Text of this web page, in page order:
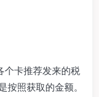
个卡推荐发来的税
按照获取的金额。